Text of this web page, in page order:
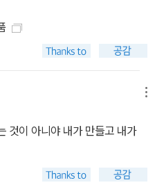
라 카첸버그는 좀처럼 다른 사
하는 17살의 소녀입니다. 난 그
낄 수 있는 것을 알아본다는 것,
일이었습니다. 실상, 이런 이타
에 존재합니다. 타자의 입장에
로 보는 하나의 방식이지요. 르
요? 베르베르 : 우리는 이 세
것이 아니야 내가 만들고 내가